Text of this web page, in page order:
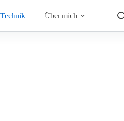
Technik Über mich